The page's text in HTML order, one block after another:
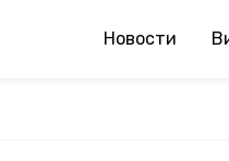
Новости